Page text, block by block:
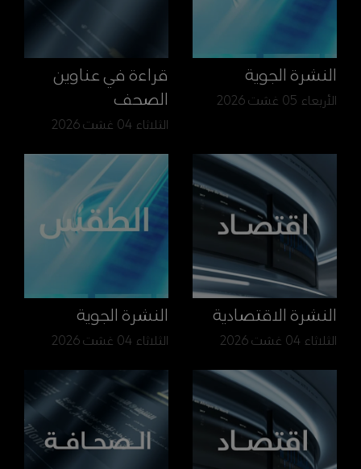
النشرة الجوية
الأربعاء 05 غشت 2026
قراءة في عناوين
الصحف
الثلاثاء 04 غشت 2026
النشرة الاقتصادية
الثلاثاء 04 غشت 2026
النشرة الجوية
الثلاثاء 04 غشت 2026